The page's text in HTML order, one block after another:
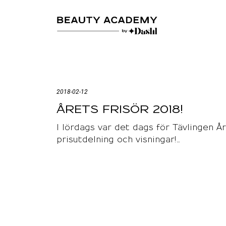
2018-02-12
ÅRETS FRISÖR 2018!
I lördags var det dags för Tävlingen
prisutdelning och visningar!…